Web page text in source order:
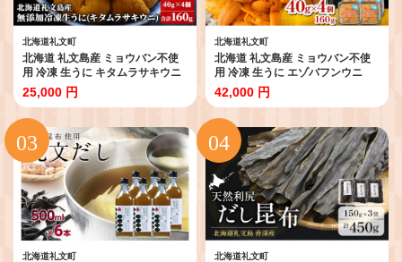
北海道礼文町
北海道 礼文島産 ミョウバン不使
用 冷凍 生うに キタムラサキウニ
40g×4個［野崎水産］【 うに ウ
ニ 雲丹 生うに 冷凍うに ムラサキ
ウニ 海鮮 うに丼 濃厚 甘み 】
25,000 円
北海道礼文町
北海道 礼文島産 ミョウバン不使
用 冷凍 生うに エゾバフンウニ
40g×4個［野崎水産］【 うに ウ
ニ 雲丹 生うに 冷凍うに バフンウ
ニ 海鮮 うに丼 濃厚 甘み 】
42,000 円
北海道礼文町 北海道礼文町